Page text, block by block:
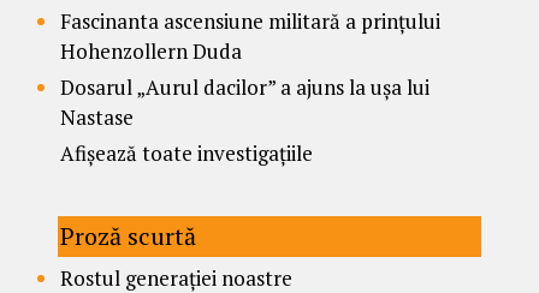
Fascinanta ascensiune militară a prințului
Hohenzollern Duda
Dosarul „Aurul dacilor” a ajuns la ușa lui
Nastase
Afișează toate investigațiile
Proză scurtă
Rostul generației noastre